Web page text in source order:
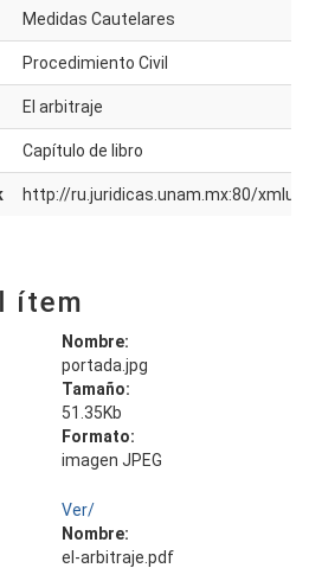
Medidas Cautelares
Procedimiento Civil
El arbitraje
Capítulo de libro
http://ru.juridicas.unam.mx:80/
ítem
Nombre:
portada.jpg
Tamaño:
51.35Kb
Formato:
imagen JPEG
Ver/
Nombre:
el-arbitraje.pdf